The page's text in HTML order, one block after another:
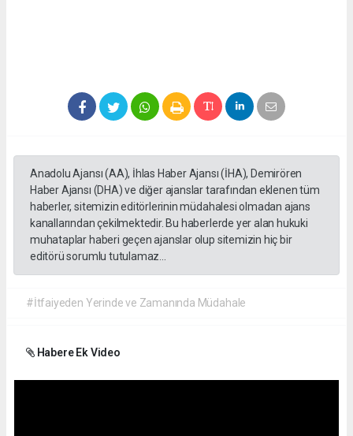
Anadolu Ajansı (AA), İhlas Haber Ajansı (İHA), Demirören
Haber Ajansı (DHA) ve diğer ajanslar tarafından eklenen tüm
haberler, sitemizin editörlerinin müdahalesi olmadan ajans
kanallarından çekilmektedir. Bu haberlerde yer alan hukuki
muhataplar haberi geçen ajanslar olup sitemizin hiç bir
editörü sorumlu tutulamaz...
#İtfaiyeden Yerinde ve Zamanında Müdahale
Habere Ek Video